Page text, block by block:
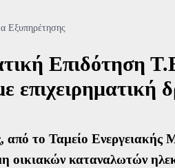
Συχνές
Χρήσιμα Έντυπα
Χρήσιμα links
Σημεία
Eξυπηρέτησης
Επιδότηση
επιχειρηματική
το Ταμείο Ενεργειακής
οικιακών καταναλωτών